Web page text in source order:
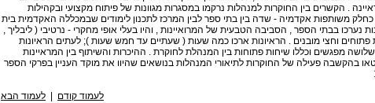
. הקשרים בין החוקרות למנהלות נרקמו במסגרות מגוונות של פיתוח מקצועי ובקהילות
משותפות אקדמיה - שדה בין בתי ספר לבין המרכז לתכנון לימודים שבמכללה האקדמית בית
נערכו בבתי הספר , הסביבה הטבעית של המרואיינות , והיו בעלי אופי מחקרי - נרטיבי ( ליבליך ,
ראיונות פתוחים וחצי מובנים . הראיונות ארכו כמה שעות ( שעתיים עד חמש שעות ); לעתים הראיונות
שלושה מפגשים וכללו שיחות פתוחות בין המנהלת לחוקרת . ההיכרות והשיתוף בין המראיינות
בהקשבה פעילה של החוקרות לתיאורי המנהלות בנושאים שהיוו את מוקד העניין בפרקי הספר
לעמוד קודם | לעמוד הבא